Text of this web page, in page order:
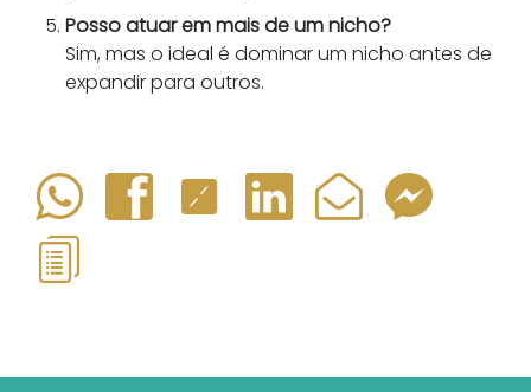
Posso atuar em mais de um nicho?
Sim, mas o ideal é dominar um nicho antes de
expandir para outros.